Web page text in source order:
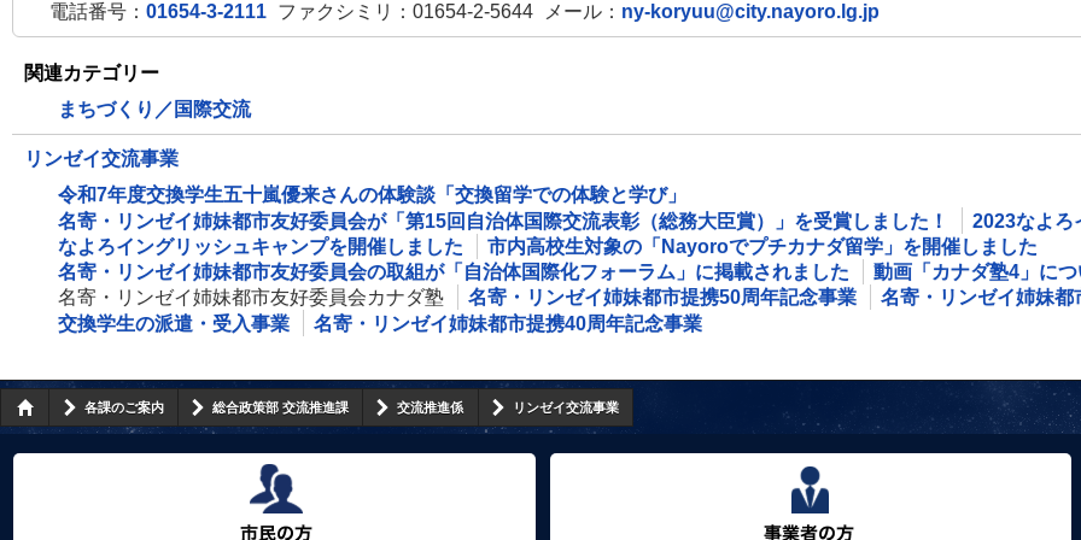
電話番号： 01654-3-2111 ファクシミリ：01654-2-5644 メール： ny-koryuu@city.nayoro.lg.jp
関連カテゴリー
まちづくり／国際交流
リンゼイ交流事業
令和7年度交換学生五十嵐優来さんの体験談「交換留学での体験と学び」
名寄・リンゼイ姉妹都市友好委員会が「第15回自治体国際交流表彰（総務大臣賞）」を受賞しました！
2023なよろ
なよろイングリッシュキャンプを開催しました
市内高校生対象の「Nayoroでプチカナダ留学」を開催しました
名寄・リンゼイ姉妹都市友好委員会の取組が「自治体国際化フォーラム」に掲載されました
動画「カナダ塾4」に
名寄・リンゼイ姉妹都市友好委員会カナダ塾
名寄・リンゼイ姉妹都市提携50周年記念事業
名寄・リンゼイ姉妹
交換学生の派遣・受入事業
名寄・リンゼイ姉妹都市提携40周年記念事業
各課のご案内 総合政策部 交流推進課 交流推進係 リンゼイ交流事業